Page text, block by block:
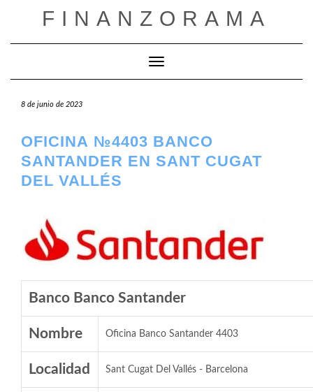
FINANZORAMA
Cambiar modo de navegación
8 de junio de 2023
OFICINA №4403 BANCO
SANTANDER EN SANT CUGAT
DEL VALLÉS
Banco Banco Santander
Nombre Oficina Banco Santander 4403
Localidad Sant Cugat Del Vallés - Barcelona